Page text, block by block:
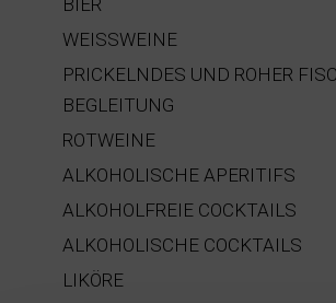
BIER
WEISSWEINE
PRICKELNDES UND ROHER
BEGLEITUNG
ROTWEINE
ALKOHOLISCHE APERITIFS
ALKOHOLFREIE COCKTAILS
ALKOHOLISCHE COCKTAILS
LIKÖRE